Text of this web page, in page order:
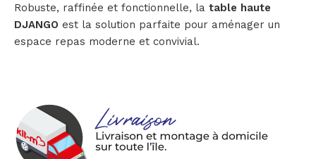
Robuste, raffinée et fonctionnelle, la table haute
DJANGO est la solution parfaite pour aménager un
espace repas moderne et convivial.